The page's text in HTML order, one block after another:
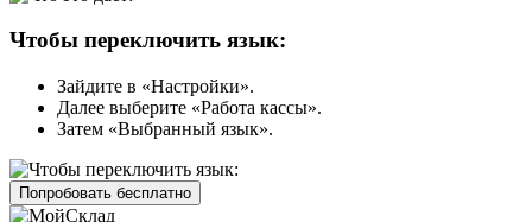
Чтобы переключить язык:
Зайдите в «Настройки».
Далее выберите «Работа кассы».
Затем «Выбранный язык».
Попробовать бесплатно